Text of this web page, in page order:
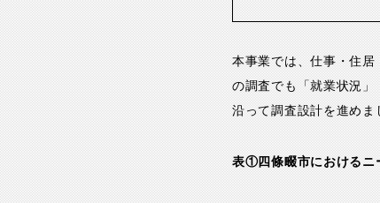
本事業では、仕事・住
の調査でも「就業状況
沿って調査設計を進めま
表①四條畷市におけるニ